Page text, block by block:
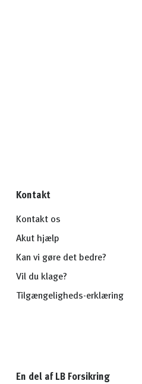
Kontakt
Kontakt os
Akut hjælp
Kan vi gøre det bedre?
Vil du klage?
Tilgængeligheds-erklæring
En del af LB Forsikring